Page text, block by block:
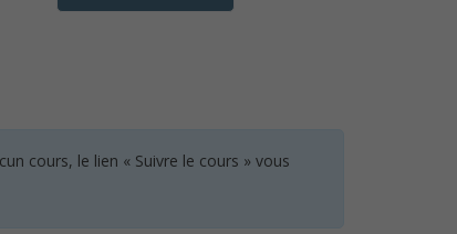
cours, le lien « Suivre le cours » vous